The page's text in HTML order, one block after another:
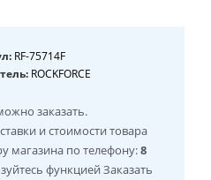
RF-75714F
ROCKFORCE
заказать.
и стоимости товара
магазина по телефону:8
функцией Заказать